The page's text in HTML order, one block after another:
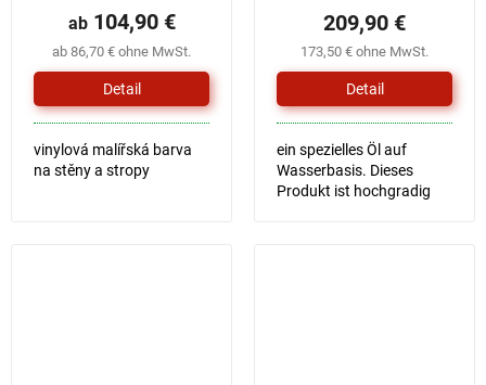
ab 86,70 € ohne MwSt.
ab104,90 €
Detail
vinylová malířská barva
na stěny a stropy
173,50 € ohne MwSt.
209,90 €
Detail
ein spezielles Öl auf
Wasserbasis. Dieses
Produkt ist hochgradig